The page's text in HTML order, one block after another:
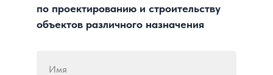
по проектированию и строительству
объектов различного назначения